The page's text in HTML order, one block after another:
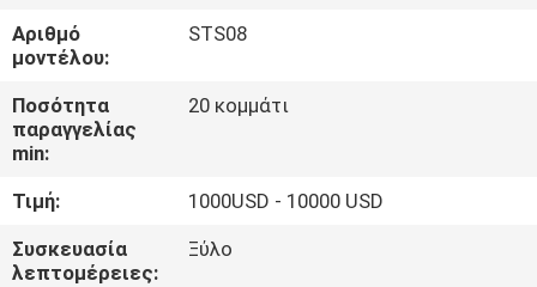
ΕΠΙΣΚΕΨΉ
ΕΡΓΟΣΤΑΣΊΟΥ
ΈΛΕΓΧΟΣ
ΠΟΙΌΤΗΤΑΣ
Αριθμό
μοντέλου:
STS08
Ποσότητα
παραγγελίας
min:
20 κομμάτι
Τιμή:
1000USD - 10000 USD
Συσκευασία
λεπτομέρειες:
Ξύλο